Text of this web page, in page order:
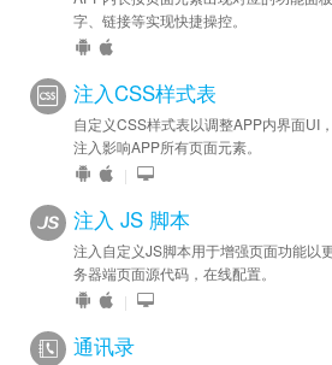
字、链接等实现快捷操控。
注入CSS样式表
自定义CSS样式表以调整APP内界面UI
注入影响APP所有页面元素。
|
注入 JS 脚本
注入自定义JS脚本用于增强页面功能以
务器端页面源代码，在线配置。
|
通讯录